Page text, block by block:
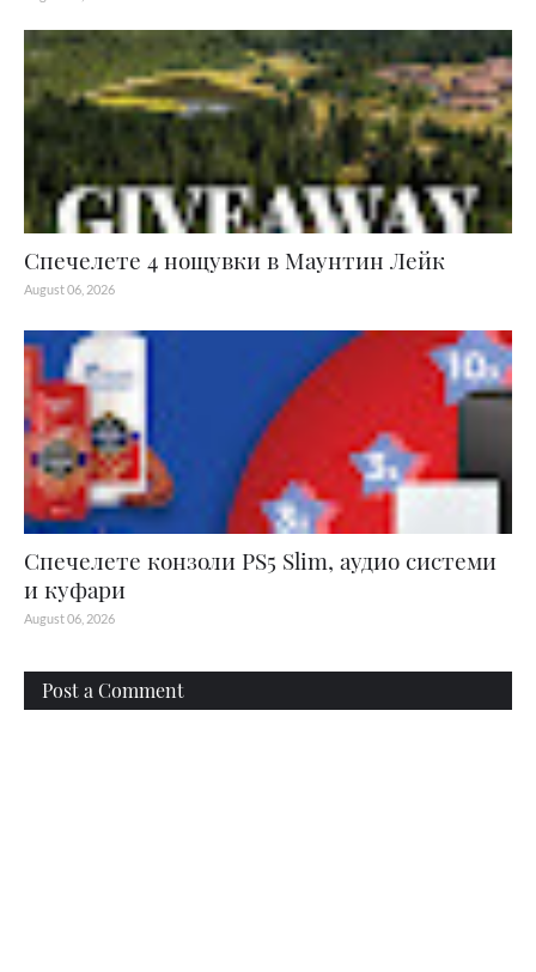
Спечелете 4 нощувки в Маунтин Лейк
August 06, 2026
Спечелете конзоли PS5 Slim, аудио системи
и куфари
August 06, 2026
Post a Comment